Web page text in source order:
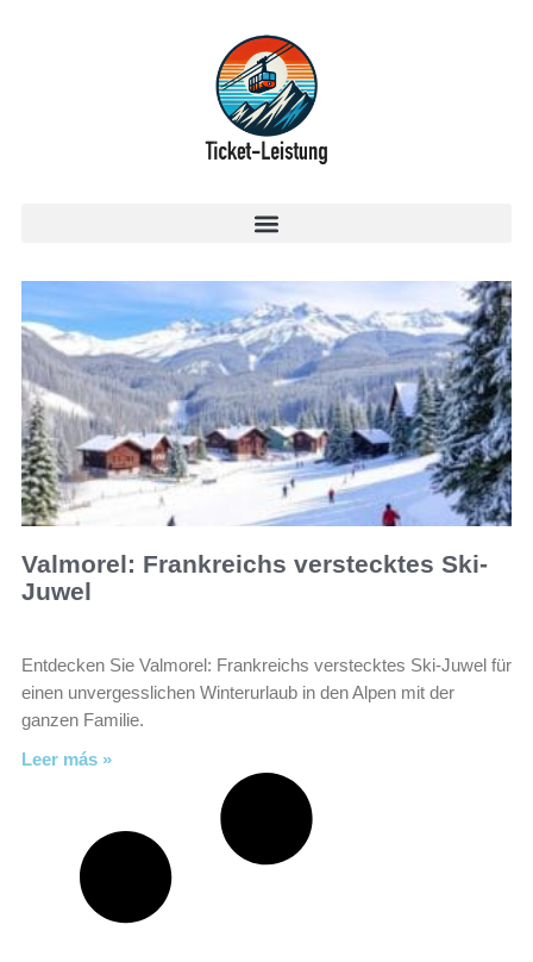
Valmorel: Frankreichs verstecktes Ski-
Juwel
Entdecken Sie Valmorel: Frankreichs verstecktes Ski-Juwel für
einen unvergesslichen Winterurlaub in den Alpen mit der
ganzen Familie.
Leer más »